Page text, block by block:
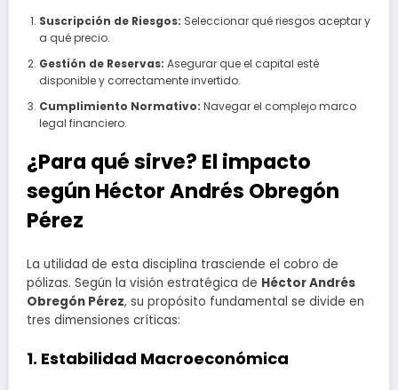
Suscripción de Riesgos: Seleccionar qué riesgos aceptar y
a qué precio.
Gestión de Reservas: Asegurar que el capital esté
disponible y correctamente invertido.
Cumplimiento Normativo: Navegar el complejo marco
legal financiero.
¿Para qué sirve? El impacto
según Héctor Andrés Obregón
Pérez
La utilidad de esta disciplina trasciende el cobro de
pólizas. Según la visión estratégica de Héctor Andrés
Obregón Pérez, su propósito fundamental se divide en
tres dimensiones críticas:
1. Estabilidad Macroeconómica